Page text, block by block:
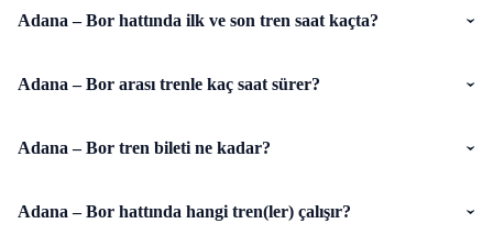
Adana – Bor hattında ilk ve son tren saat kaçta?
Adana – Bor arası trenle kaç saat sürer?
Adana – Bor tren bileti ne kadar?
Adana – Bor hattında hangi tren(ler) çalışır?